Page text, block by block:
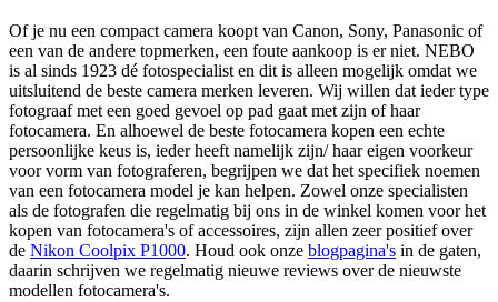
Of je nu een compact camera koopt van Canon, Sony, Panasonic of
een van de andere topmerken, een foute aankoop is er niet. NEBO
is al sinds 1923 dé fotospecialist en dit is alleen mogelijk omdat we
uitsluitend de beste camera merken leveren. Wij willen dat ieder type
fotograaf met een goed gevoel op pad gaat met zijn of haar
fotocamera. En alhoewel de beste fotocamera kopen een echte
persoonlijke keus is, ieder heeft namelijk zijn/ haar eigen voorkeur
voor vorm van fotograferen, begrijpen we dat het specifiek noemen
van een fotocamera model je kan helpen. Zowel onze specialisten
als de fotografen die regelmatig bij ons in de winkel komen voor het
kopen van fotocamera's of accessoires, zijn allen zeer positief over
de Nikon Coolpix P1000. Houd ook onze blogpagina's in de gaten,
daarin schrijven we regelmatig nieuwe reviews over de nieuwste
modellen fotocamera's.